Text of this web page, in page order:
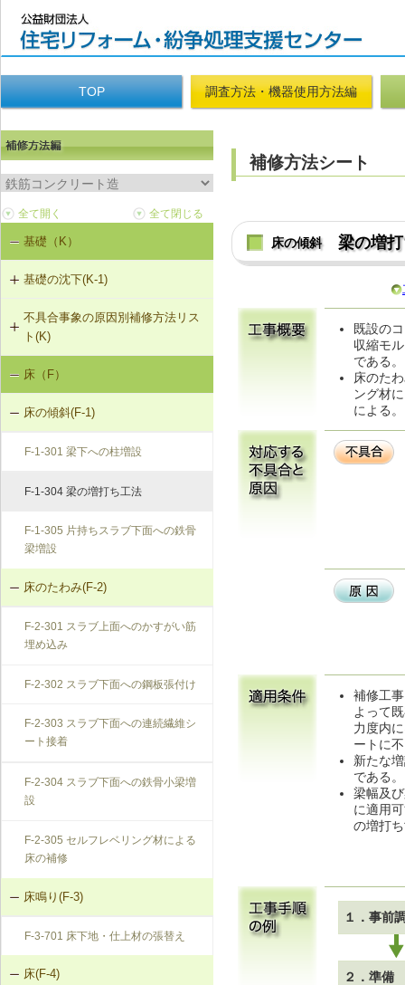
TOP 調査方法・機器使用方法編
基礎（K）
基礎の沈下(K-1)
K-1-702 耐圧版工法
K-1-703 グラウト注入工法
K-1-704 アンダーピニング工法
不具合事象の原因別補修方法リス
ト(K)
基礎の沈下（K-1）
床（F）
床の傾斜(F-1)
F-1-301 梁下への柱増設
F-1-304 梁の増打ち工法
F-1-305 片持ちスラブ下面への鉄骨
梁増設
床のたわみ(F-2)
F-2-301 スラブ上面へのかすがい筋
埋め込み
F-2-302 スラブ下面への鋼板張付け
F-2-303 スラブ下面への連続繊維シ
ート接着
F-2-304 スラブ下面への鉄骨小梁増
設
F-2-305 セルフレベリング材による
床の補修
床鳴り(F-3)
F-3-701 床下地・仕上材の張替え
床(F-4)
補修方法シート
床の傾斜 梁の増
既設の
収縮モ
である。
床のた
ング材
による。
補修工
よって
力度内
ートに
新たな
である。
梁幅及
に適用
の増打
１．事前
２．準備